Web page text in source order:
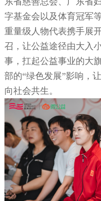
字基金会以及体育冠军
重量级人物代表携手展
召，让公益途径由大入
事，扛起公益事业的大
部的“绿色发展”影响，
向社会共生。